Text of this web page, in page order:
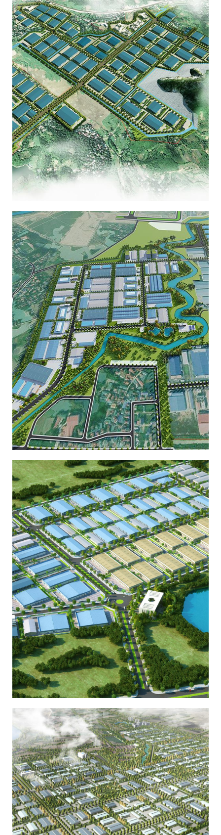
KHU CÔNG NGHIỆP MÔNG HÓA – HÒA
BÌNH
KHU CÔNG NGHIỆP BÌNH XUYÊN – VĨNH
PHÚC MỞ RỘNG GIAI ĐOẠN 2
CỤM CÔNG NGHIỆP HIỆP HÒA – BẮC GIANG